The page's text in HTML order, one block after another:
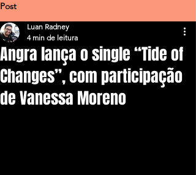
Post
Angra lança o single “Tide of
Changes”, com participação
de Vanessa Moreno
Luan Radney
4 min de leitura